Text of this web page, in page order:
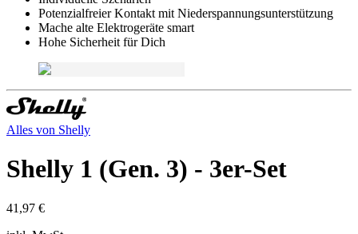
Potenzialfreier Kontakt mit Niederspannungsunterstützung
Mache alte Elektrogeräte smart
Hohe Sicherheit für Dich
Alles von Shelly
Shelly 1 (Gen. 3) - 3er-Set
41,97 €